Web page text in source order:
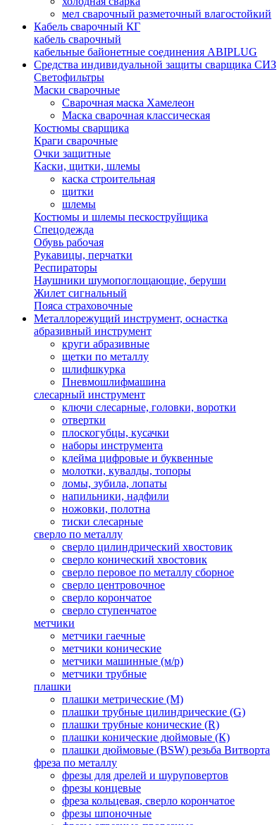
мел сварочный разметочный влагостойкий
Кабель сварочный КГ
кабель сварочный
кабельные байонетные соединения ABIPLUG
Средства индивидуальной защиты сварщика СИЗ
Светофильтры
Маски сварочные
Сварочная маска Хамелеон
Маска сварочная классическая
Костюмы сварщика
Краги сварочные
Очки защитные
Каски, щитки, шлемы
каска строительная
щитки
шлемы
Костюмы и шлемы пескоструйщика
Спецодежда
Обувь рабочая
Рукавицы, перчатки
Респираторы
Наушники шумопоглощающие, беруши
Жилет сигнальный
Пояса страховочные
Металлорежущий инструмент, оснастка
абразивный инструмент
круги абразивные
щетки по металлу
шлифшкурка
Пневмошлифмашина
слесарный инструмент
ключи слесарные, головки, воротки
отвертки
плоскогубцы, кусачки
наборы инструмента
клейма цифровые и буквенные
молотки, кувалды, топоры
ломы, зубила, лопаты
напильники, надфили
ножовки, полотна
тиски слесарные
сверло по металлу
сверло цилиндрический хвостовик
сверло конический хвостовик
сверло перовое по металлу сборное
сверло центровочное
сверло корончатое
сверло ступенчатое
метчики
метчики гаечные
метчики конические
метчики машинные (м/р)
метчики трубные
плашки
плашки метрические (М)
плашки трубные цилиндрические (G)
плашки трубные конические (R)
плашки конические дюймовые (К)
плашки дюймовые (BSW) резьба Витворта
фреза по металлу
фрезы для дрелей и шуруповертов
фрезы концевые
фреза кольцевая, сверло корончатое
фрезы шпоночные